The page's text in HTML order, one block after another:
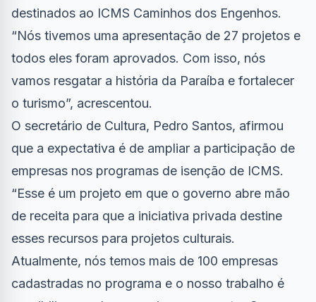
destinados ao ICMS Caminhos dos Engenhos.
“Nós tivemos uma apresentação de 27 projetos e
todos eles foram aprovados. Com isso, nós
vamos resgatar a história da Paraíba e fortalecer
o turismo”, acrescentou.
O secretário de Cultura, Pedro Santos, afirmou
que a expectativa é de ampliar a participação de
empresas nos programas de isenção de ICMS.
“Esse é um projeto em que o governo abre mão
de receita para que a iniciativa privada destine
esses recursos para projetos culturais.
Atualmente, nós temos mais de 100 empresas
cadastradas no programa e o nosso trabalho é